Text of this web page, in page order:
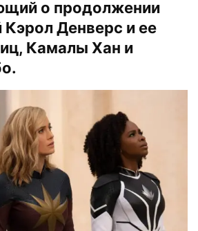
о продолжении
Денверс и ее
Камалы Хан и